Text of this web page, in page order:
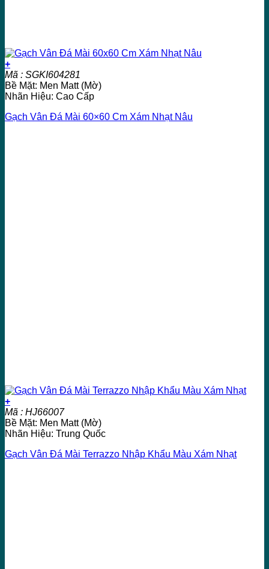
+
Mã : SGKI604281
Bề Mặt: Men Matt (Mờ)
Nhãn Hiệu: Cao Cấp
Gạch Vân Đá Mài 60×60 Cm Xám Nhạt Nâu
+
Mã : HJ66007
Bề Mặt: Men Matt (Mờ)
Nhãn Hiệu: Trung Quốc
Gạch Vân Đá Mài Terrazzo Nhập Khẩu Màu Xám Nhạt